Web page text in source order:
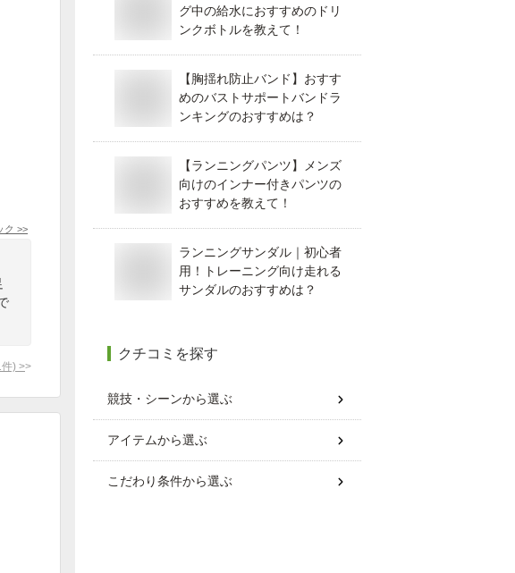
ク >>
件) >
グ中の給水におすすめのドリ
ンクボトルを教えて！
【胸揺れ防止バンド】おすす
めのバストサポートバンドラ
ンキングのおすすめは？
【ランニングパンツ】メンズ
向けのインナー付きパンツの
おすすめを教えて！
ランニングサンダル｜初心者
用！トレーニング向け走れる
サンダルのおすすめは？
クチコミを探す
競技・シーンから選ぶ
アイテムから選ぶ
こだわり条件から選ぶ